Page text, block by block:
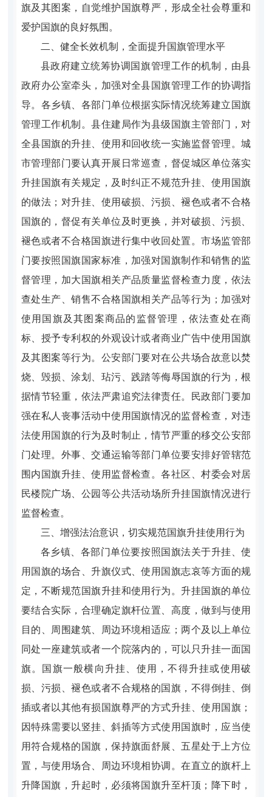
旗及其图案，自觉维护国旗尊严，形成全社会尊重和
爱护国旗的良好氛围。
二、健全长效机制，全面提升国旗管理水平
县政府建立统筹协调国旗管理工作的机制，由县
政府办公室牵头，加强对全县国旗管理工作的协调指
导。各乡镇、各部门单位根据实际情况统筹建立国旗
管理工作机制。县住建局作为县级国旗主管部门，对
全县国旗的升挂、使用和回收统一实施监督管理。城
市管理部门要认真开展日常巡查，督促城区单位落实
升挂国旗有关规定，及时纠正不规范升挂、使用国旗
的做法；对升挂、使用破损、污损、褪色或者不合格
国旗的，督促有关单位及时更换，并对破损、污损、
褪色或者不合格国旗进行集中收回处置。市场监管部
门要按照国旗国家标准，加强对国旗制作和销售的监
督管理，加大国旗相关产品质量监督检查力度，依法
查处生产、销售不合格国旗相关产品等行为；加强对
使用国旗及其图案商品的监督管理，依法查处在商
标、授予专利权的外观设计或者商业广告中使用国旗
及其图案等行为。公安部门要对在公共场合故意以焚
烧、毁损、涂划、玷污、践踏等侮辱国旗的行为，根
据情节轻重，依法严肃追究法律责任。民政部门要加
强在私人丧事活动中使用国旗情况的监督检查，对违
法使用国旗的行为及时制止，情节严重的移交公安部
门处理。外事、交通运输等部门单位要安排好管辖范
围内国旗升挂、使用监督检查。各社区、村委会对居
民楼院广场、公园等公共活动场所升挂国旗情况进行
监督检查。
三、增强法治意识，切实规范国旗升挂使用行为
各乡镇、各部门单位要按照国旗法关于升挂、使
用国旗的场合、升旗仪式、使用国旗志哀等方面的规
定，不断规范国旗升挂和使用行为。升挂国旗的单位
要结合实际，合理确定旗杆位置、高度，做到与使用
目的、周围建筑、周边环境相适应；两个及以上单位
同处一座建筑或者一个院落内的，可以只升挂一面国
旗。国旗一般横向升挂、使用，不得升挂或使用破
损、污损、褪色或者不合规格的国旗，不得倒挂、倒
插或者以其他有损国旗尊严的方式升挂、使用国旗；
因特殊需要以竖挂、斜插等方式使用国旗时，应当使
用符合规格的国旗，保持旗面舒展、五星处于上方位
置，与使用场合、周边环境相协调。在直立的旗杆上
升降国旗，升起时，必须将国旗升至杆顶；降下时，